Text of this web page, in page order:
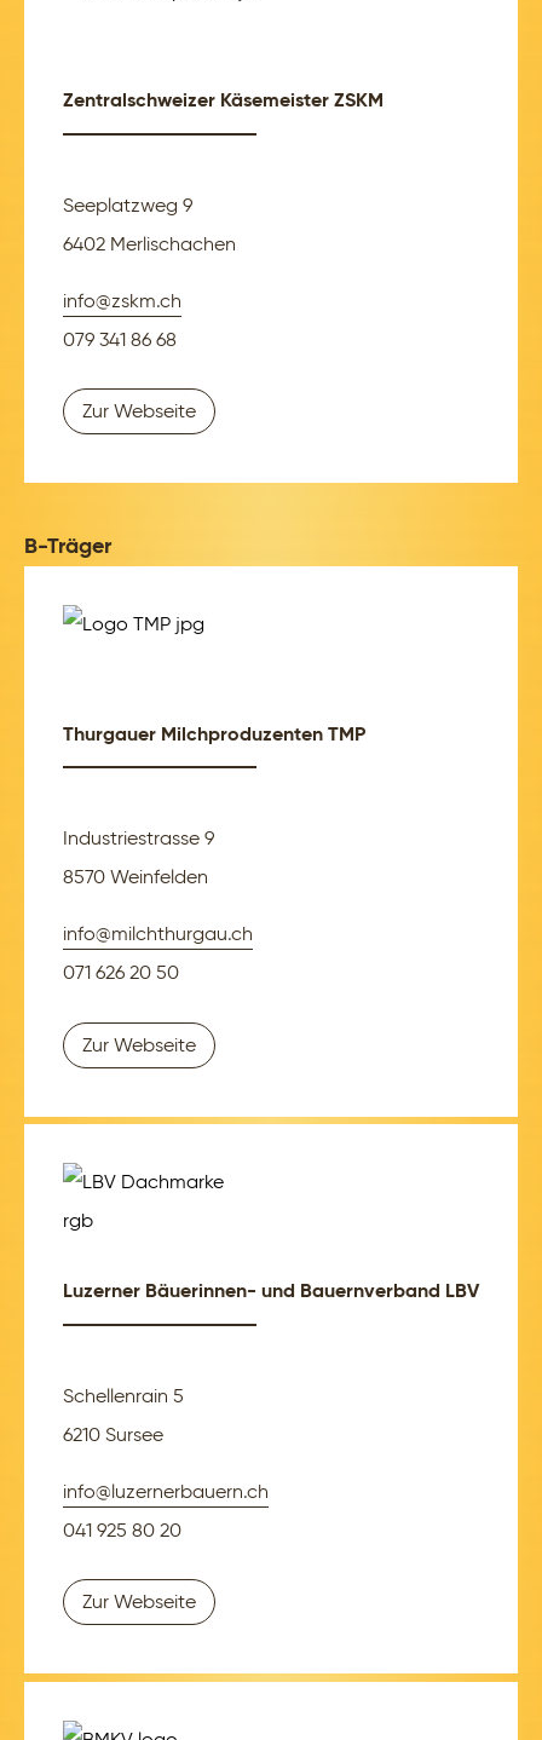
Zentralschweizer Käsemeister ZSKM
Seeplatzweg 9
6402 Merlischachen
info@zskm.ch
079 341 86 68
Zur Webseite
B-Träger
Thurgauer Milchproduzenten TMP
Industriestrasse 9
8570 Weinfelden
info@milchthurgau.ch
071 626 20 50
Zur Webseite
Luzerner Bäuerinnen- und Bauernverband LBV
Schellenrain 5
6210 Sursee
info@luzernerbauern.ch
041 925 80 20
Zur Webseite